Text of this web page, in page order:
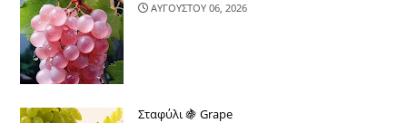
ΑΥΓΟΥΣΤΟΥ 06, 2026
Σταφύλι 🍇 Grape